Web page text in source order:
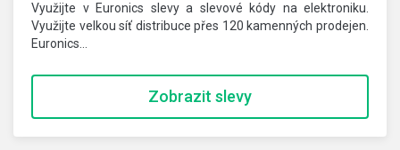
Využijte v Euronics slevy a slevové kódy na elektroniku.
Využijte velkou síť distribuce přes 120 kamenných prodejen.
Euronics…
Zobrazit slevy